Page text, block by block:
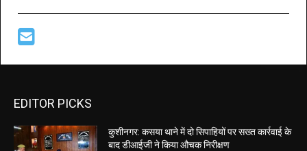
EDITOR PICKS
कुशीनगर: कसया थाने में दो सिपाहियों पर सख्त कार्रवाई के
बाद डीआईजी ने किया औचक निरीक्षण